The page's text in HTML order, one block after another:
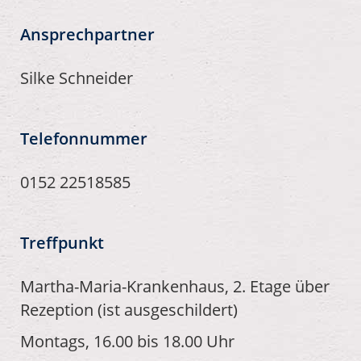
Ansprechpartner
Silke Schneider
Telefonnummer
0152 22518585
Treffpunkt
Martha-Maria-Krankenhaus, 2. Etage über
Rezeption (ist ausgeschildert)
Montags, 16.00 bis 18.00 Uhr